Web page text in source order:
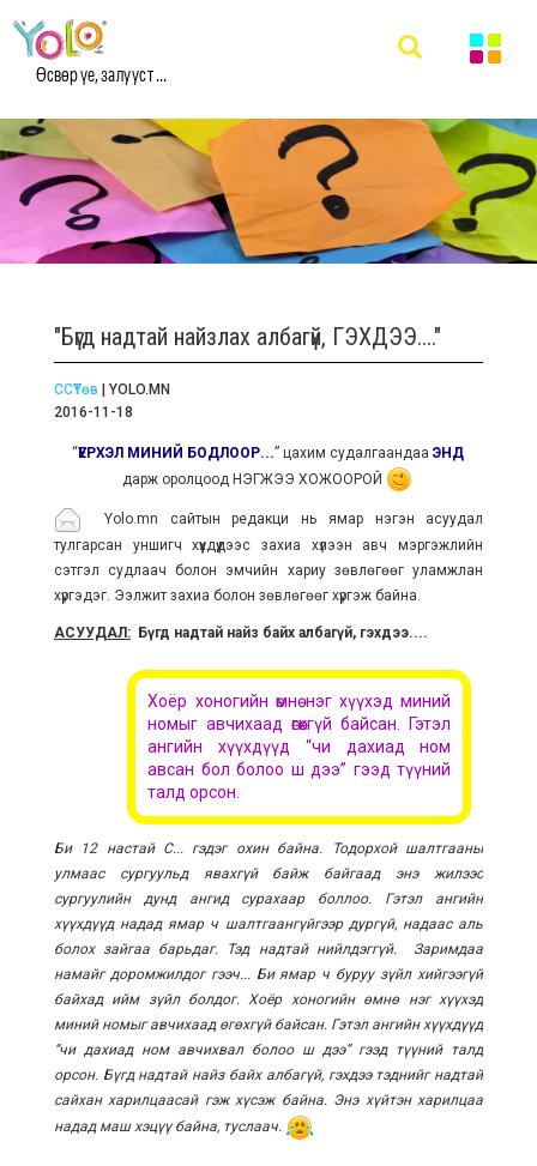
Өсвөр үе, залууст ...
"Бүгд надтай найзлах албагүй, ГЭХДЭЭ...."
ССҮТөв | YOLO.MN
2016-11-18
“ҮЕРХЭЛ МИНИЙ БОДЛООР...” цахим судалгаандааЭНД
дарж оролцоод НЭГЖЭЭ ХОЖООРОЙ
Yolo.mn сайтын редакци нь ямар нэгэн асуудал
тулгарсан уншигч хүүхдүүдээс захиа хүлээн авч мэргэжлийн
сэтгэл судлаач болон эмчийн хариу зөвлөгөөг уламжлан
хүргэдэг. Ээлжит захиа болон зөвлөгөөг хүргэж байна.
АСУУДАЛ:Бүгд надтай найз байх албагүй, гэхдээ....
Хоёр хоногийн өмнө нэг хүүхэд миний
номыг авчихаад өгөхгүй байсан. Гэтэл
ангийн хүүхдүүд “чи дахиад ном
авсан бол болоо ш дээ” гээд түүний
талд орсон.
Би 12 настай С... гэдэг охин байна. Тодорхой шалтгааны
улмаас сургуульд явахгүй байж байгаад энэ жилээс
сургуулийн дунд ангид сурахаар боллоо. Гэтэл ангийн
хүүхдүүд надад ямар ч шалтгаангүйгээр дургүй, надаас аль
болох зайгаа барьдаг. Тэд надтай нийлдэггүй. Заримдаа
намайг доромжилдог гээч... Би ямар ч буруу зүйл хийгээгүй
байхад ийм зүйл болдог. Хоёр хоногийн өмнө нэг хүүхэд
миний номыг авчихаад өгөхгүй байсан. Гэтэл ангийн хүүхдүүд
“чи дахиад ном авчихвал болоо ш дээ” гээд түүний талд
орсон. Бүгд надтай найз байх албагүй, гэхдээ тэднийг надтай
сайхан харилцаасай гэж хүсэж байна. Энэ хүйтэн харилцаа
надад маш хэцүү байна, туслаач.